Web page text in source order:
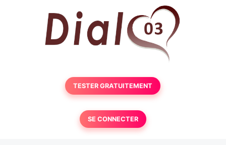
TESTER GRATUITEMENT
SE CONNECTER